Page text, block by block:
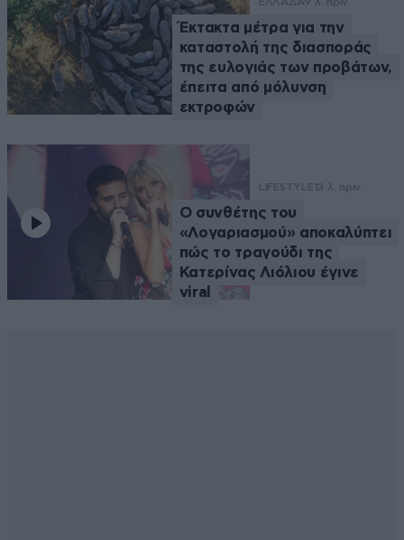
Έκτακτα μέτρα για την
καταστολή της διασποράς
της ευλογιάς των προβάτων,
έπειτα από μόλυνση
εκτροφών
LIFESTYLE 13 λ. πριν
Ο συνθέτης του
«Λογαριασμού» αποκαλύπτει
πώς το τραγούδι της
Κατερίνας Λιόλιου έγινε
viral